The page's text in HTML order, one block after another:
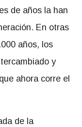
de años la han
En otras
años, los
y
ahora corre el
de la